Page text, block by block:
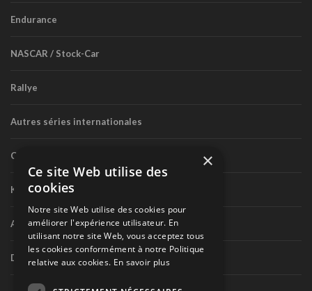
Endurance
NASCAR / Stock-Car
Rallye
Autres séries internationales
Circuit routier canadien
Karting
Autres séries nationales
Divers
×
Ce site Web utilise des
cookies
Notre site Web utilise des cookies pour
améliorer l'expérience utilisateur. En
utilisant notre site Web, vous acceptez tous
les cookies conformément à notre Politique
relative aux cookies. En savoir plus